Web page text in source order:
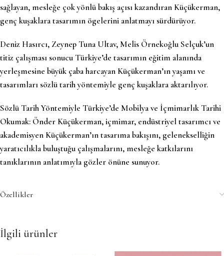
sağlayan, mesleğe çok yönlü bakış açısı kazandıran Küçükerman,
genç kuşaklara tasarımın ögelerini anlatmayı sürdürüyor.
Deniz Hasırcı, Zeynep Tuna Ultav, Melis Örnekoğlu Selçuk’un
titiz çalışması sonucu Türkiye’de tasarımın eğitim alanında
yerleşmesine büyük çaba harcayan Küçükerman’ın yaşamı ve
tasarımları sözlü tarih yöntemiyle genç kuşaklara aktarılıyor.
Sözlü Tarih Yöntemiyle Türkiye’de Mobilya ve İçmimarlık Tarihi
Okumak: Önder Küçükerman, içmimar, endüstriyel tasarımcı ve
akademisyen Küçükerman’ın tasarıma bakışını, gelenekselliğin
yaratıcılıkla buluştuğu çalışmalarını, mesleğe katkılarını
tanıklarının anlatımıyla gözler önüne sunuyor.
Özellikler
İlgili ürünler